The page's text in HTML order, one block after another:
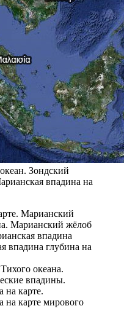
Зондский
впадина на
океана.
впадины.
на карте.
на карте мирового